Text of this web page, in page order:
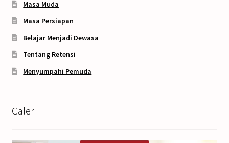
Masa Muda
Masa Persiapan
Belajar Menjadi Dewasa
Tentang Retensi
Menyumpahi Pemuda
Galeri